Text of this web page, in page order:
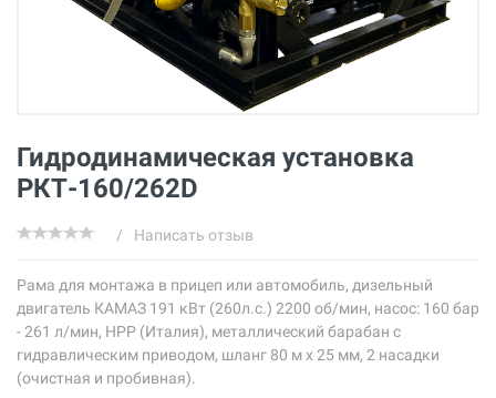
Гидродинамическая установка
РКТ-160/262D
/ Написать отзыв
Рама для монтажа в прицеп или автомобиль, дизельный
двигатель КАМАЗ 191 кВт (260л.с.) 2200 об/мин, насос: 160 бар
- 261 л/мин, HPP (Италия), металлический барабан с
гидравлическим приводом, шланг 80 м х 25 мм, 2 насадки
(очистная и пробивная).